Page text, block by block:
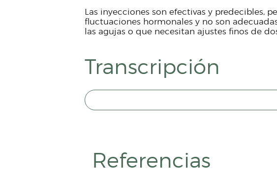
Las inyecciones son efectivas y predecibles,
fluctuaciones hormonales y no son
las agujas o que necesitan ajustes finos de
Transcripción
Referencias